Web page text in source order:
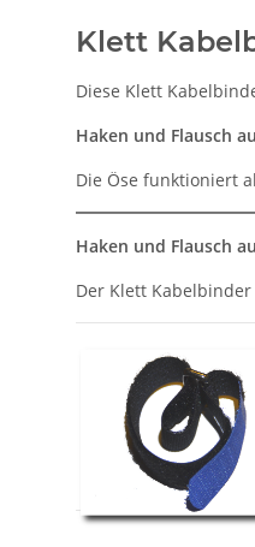
Klett
Diese Klett
Haken und Flausch
Die Öse funktioniert
Haken und Flausch
Der Klett